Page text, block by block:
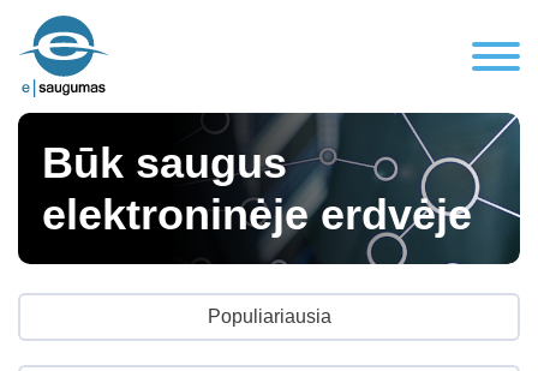
Būk saugus
elektroninėje erdvėje
Populiariausia